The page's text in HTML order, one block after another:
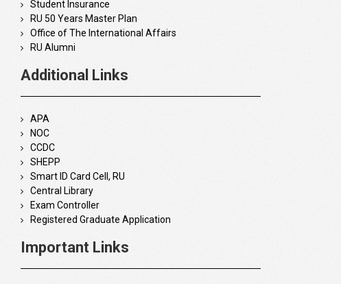
Student Insurance
RU 50 Years Master Plan
Office of The International Affairs
RU Alumni
Additional Links
APA
NOC
CCDC
SHEPP
Smart ID Card Cell, RU
Central Library
Exam Controller
Registered Graduate Application
Important Links